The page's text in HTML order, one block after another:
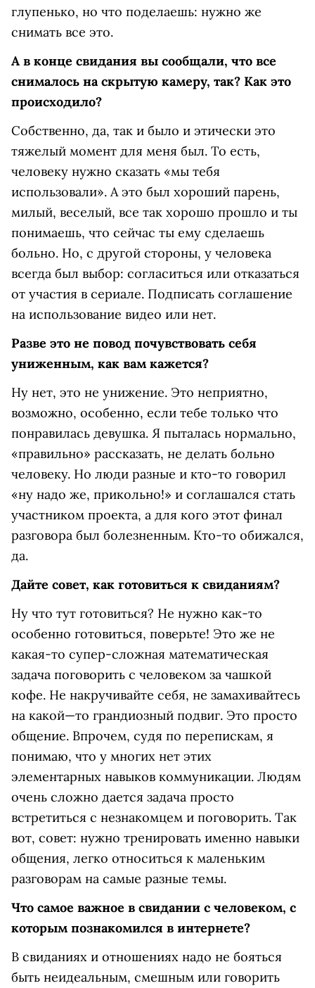
глупенько, но что поделаешь: нужно же
снимать все это.
А в конце свидания вы сообщали, что все
снималось на скрытую камеру, так? Как это
происходило?
Собственно, да, так и было и этически это
тяжелый момент для меня был. То есть,
человеку нужно сказать «мы тебя
использовали». А это был хороший парень,
милый, веселый, все так хорошо прошло и ты
понимаешь, что сейчас ты ему сделаешь
больно. Но, с другой стороны, у человека
всегда был выбор: согласиться или отказаться
от участия в сериале. Подписать соглашение
на использование видео или нет.
Разве это не повод почувствовать себя
униженным, как вам кажется?
Ну нет, это не унижение. Это неприятно,
возможно, особенно, если тебе только что
понравилась девушка. Я пыталась нормально,
«правильно» рассказать, не делать больно
человеку. Но люди разные и кто-то говорил
«ну надо же, прикольно!» и соглашался стать
участником проекта, а для кого этот финал
разговора был болезненным. Кто-то обижался,
да.
Дайте совет, как готовиться к свиданиям?
Ну что тут готовиться? Не нужно как-то
особенно готовиться, поверьте! Это же не
какая-то супер-сложная математическая
задача поговорить с человеком за чашкой
кофе. Не накручивайте себя, не замахивайтесь
на какой—то грандиозный подвиг. Это просто
общение. Впрочем, судя по перепискам, я
понимаю, что у многих нет этих
элементарных навыков коммуникации. Людям
очень сложно дается задача просто
встретиться с незнакомцем и поговорить. Так
вот, совет: нужно тренировать именно навыки
общения, легко относиться к маленьким
разговорам на самые разные темы.
Что самое важное в свидании с человеком, с
которым познакомился в интернете?
В свиданиях и отношениях надо не бояться
быть неидеальным, смешным или говорить